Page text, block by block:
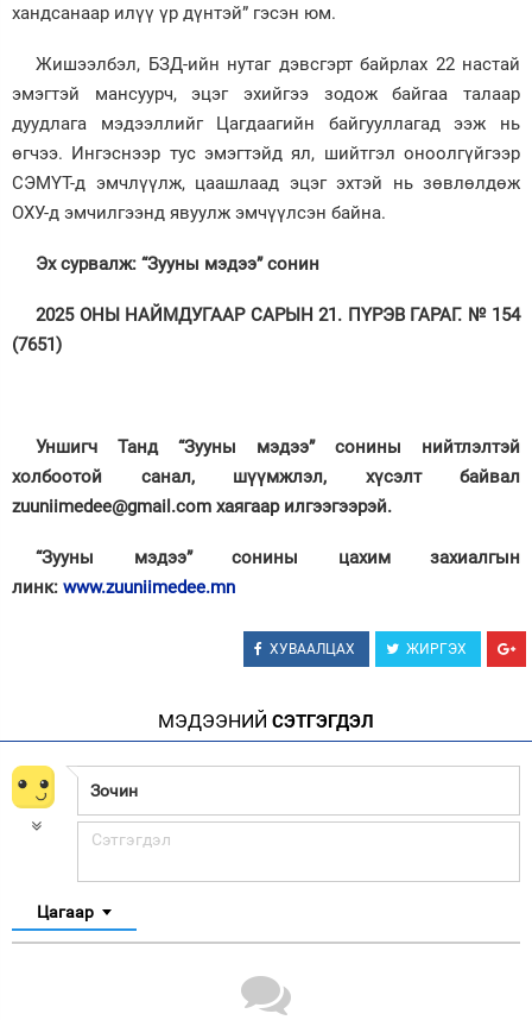
хандсанаар илүү үр дүнтэй” гэсэн юм.
Жишээлбэл, БЗД-ийн нутаг дэвсгэрт байрлах 22 настай
эмэгтэй мансуурч, эцэг эхийгээ зодож байгаа талаар
дуудлага мэдээллийг Цагдаагийн байгууллагад ээж нь
өгчээ. Ингэснээр тус эмэгтэйд ял, шийтгэл оноолгүйгээр
СЭМҮТ-д эмчлүүлж, цаашлаад эцэг эхтэй нь зөвлөлдөж
ОХУ-д эмчилгээнд явуулж эмчүүлсэн байна.
Эх сурвалж: “Зууны мэдээ” сонин
2025 ОНЫ НАЙМДУГААР САРЫН 21. ПҮРЭВ ГАРАГ. № 154
(7651)
Уншигч Танд “Зууны мэдээ” сонины нийтлэлтэй
холбоотой санал, шүүмжлэл, хүсэлт байвал
zuuniimedee@gmail.com хаягаар илгээгээрэй.
“Зууны мэдээ” сонины цахим захиалгын
линк: www.zuuniimedee.mn
ХУВААЛЦАХ ЖИРГЭХ
МЭДЭЭНИЙ СЭТГЭГДЭЛ
Цагаар